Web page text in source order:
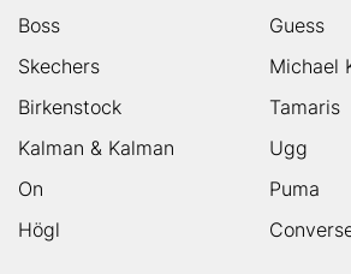
Boss
Guess
Skechers
Michael
Birkenstock
Tamaris
Kalman & Kalman
Ugg
On
Puma
Högl